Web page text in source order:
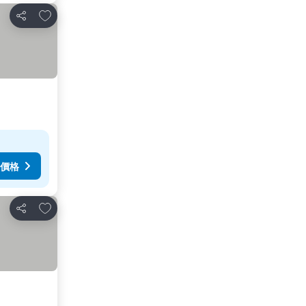
分享
加入我的最愛
格
分享
加入我的最愛